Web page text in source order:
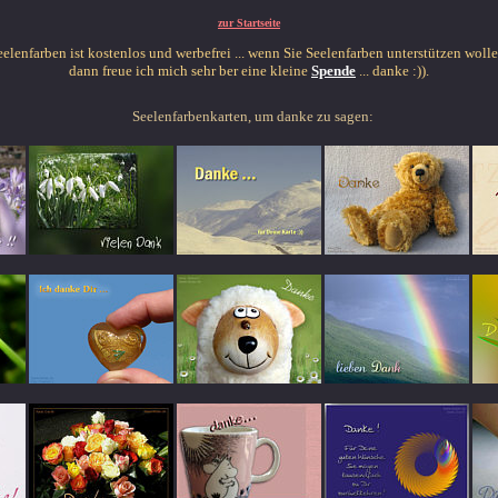
zur Startseite
ist kostenlos und werbefrei ... wenn Sie Seelenfarben unterstützen
dann freue ich mich sehr ber eine kleine Spende ... danke :)).
Seelenfarbenkarten, um danke zu sagen: